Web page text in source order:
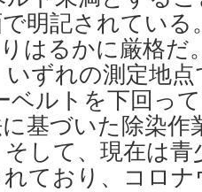
明記されてい
はるかに厳格だ
ずれの測定地
ベルトを下回っ
基づいた除染
して、現在は
ており、コロ